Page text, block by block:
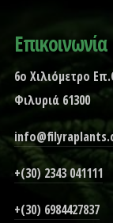
Επικοινωνία
6ο Χιλιόμετρο
Φιλυριά 61300
+(30) 2343 041111
+(30) 6984427837